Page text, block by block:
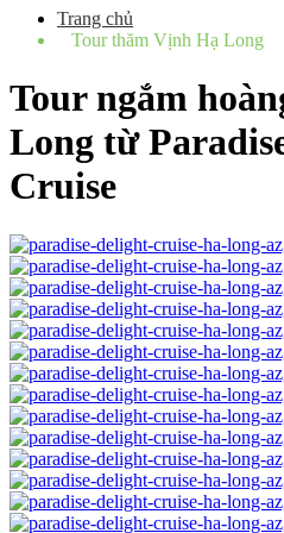
Trang chủ
Tour thăm Vịnh Hạ Long
Tour ngắm
Long từ
Cruise